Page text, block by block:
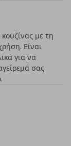
με τη
Είναι
για να
σας